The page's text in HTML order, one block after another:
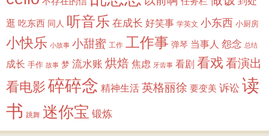
逛 吃东西 同人 听音乐 在成长 好笑事 学英文 小东西 小厨房
小快乐 小故事 小甜蜜 工作 工作事 弹琴 当事人 怨念 总结
成长 手作 故事 梦 流水账 烘焙 焦虑 牙齿事 看剧 看戏 看演出
看电影 碎碎念 精神生活 英格丽徐 要变美 诉讼 读
书 跳舞 迷你宝 锻炼